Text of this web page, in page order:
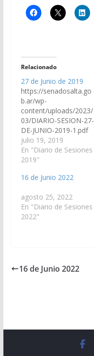
Relacionado
27 de Junio de 2019
https://senadosalta.go
b.ar/wp-
content/uploads/2023/
03/DIARIO-SESION-27-
DE-JUNIO-2019-1.pdf
julio 19, 2019
En "Diario de Sesiones
2019"
16 de Junio 2022
agosto 25, 2022
En "Diario de Sesiones
2022"
16 de Junio 2022